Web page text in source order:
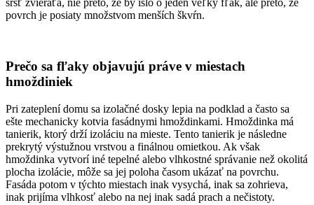
srsť zvieraťa, nie preto, že by išlo o jeden veľký fľak, ale preto, že
povrch je posiaty množstvom menších škvŕn.
Prečo sa fľaky objavujú práve v miestach
hmoždiniek
Pri zateplení domu sa izolačné dosky lepia na podklad a často sa
ešte mechanicky kotvia fasádnymi hmoždinkami. Hmoždinka má
tanierik, ktorý drží izoláciu na mieste. Tento tanierik je následne
prekrytý výstužnou vrstvou a finálnou omietkou. Ak však
hmoždinka vytvorí iné tepelné alebo vlhkostné správanie než okolitá
plocha izolácie, môže sa jej poloha časom ukázať na povrchu.
Fasáda potom v týchto miestach inak vysychá, inak sa zohrieva,
inak prijíma vlhkosť alebo na nej inak sadá prach a nečistoty.